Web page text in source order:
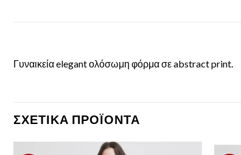
Γυναικεία elegant ολόσωμη φόρμα σε abstract print.
ΣΧΕΤΙΚΆ ΠΡΟΪΌΝΤΑ